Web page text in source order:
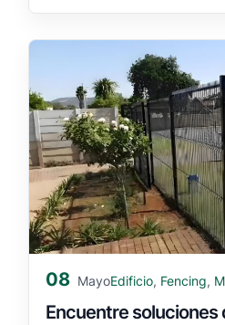
08 MayoEdificio, Fencing,
Encuentre soluciones